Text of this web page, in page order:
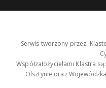
Serwis tworzony przez:
Współzałożycielami Klastra
Olsztynie oraz